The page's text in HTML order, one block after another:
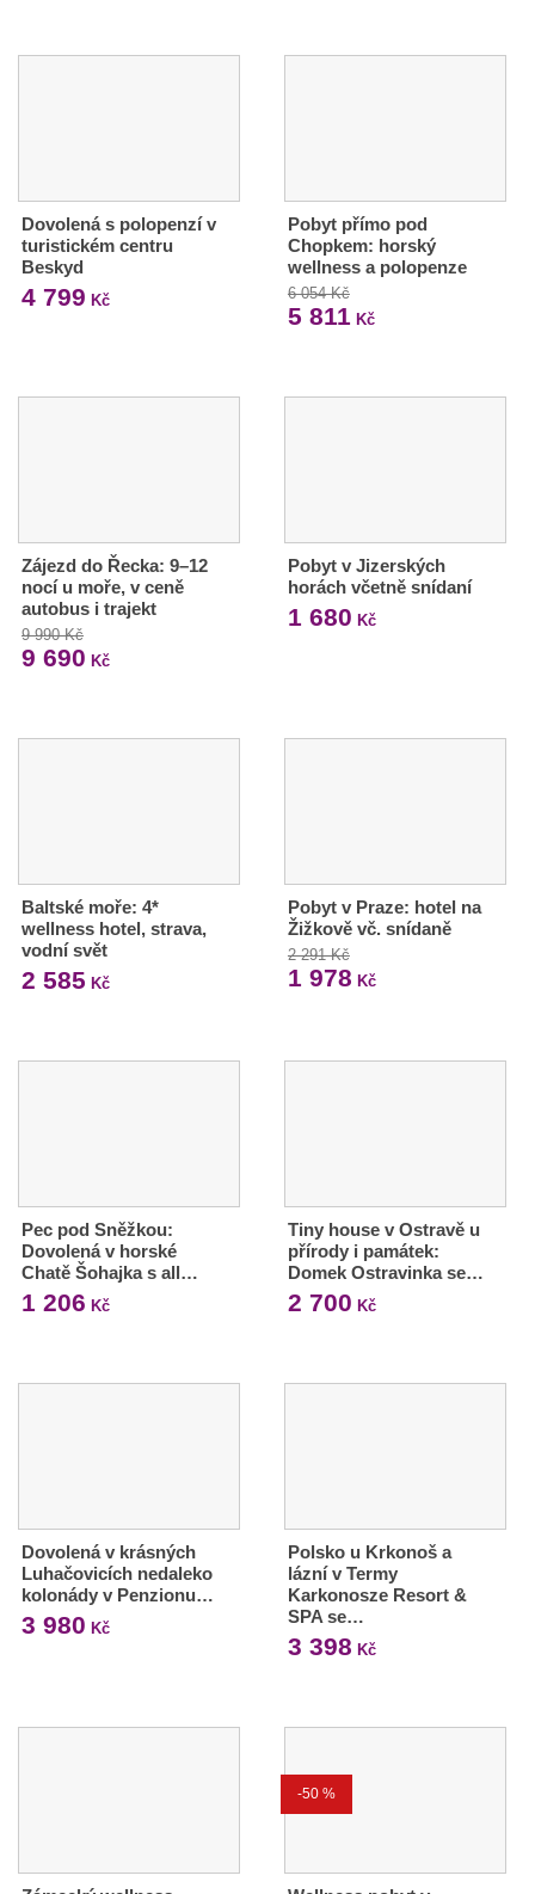
Dovolená s polopenzí v
turistickém centru
Beskyd
4 799 Kč
Pobyt přímo pod
Chopkem: horský
wellness a polopenze
6 054 Kč
5 811 Kč
Zájezd do Řecka: 9–12
nocí u moře, v ceně
autobus i trajekt
9 990 Kč
9 690 Kč
Pobyt v Jizerských
horách včetně snídaní
1 680 Kč
Baltské moře: 4*
wellness hotel, strava,
vodní svět
2 585 Kč
Pobyt v Praze: hotel na
Žižkově vč. snídaně
2 291 Kč
1 978 Kč
Pec pod Sněžkou:
Dovolená v horské
Chatě Šohajka s all…
1 206 Kč
Tiny house v Ostravě u
přírody i památek:
Domek Ostravinka se…
2 700 Kč
Dovolená v krásných
Luhačovicích nedaleko
kolonády v Penzionu…
3 980 Kč
Polsko u Krkonoš a
lázní v Termy
Karkonosze Resort &
SPA se…
3 398 Kč
-50 %